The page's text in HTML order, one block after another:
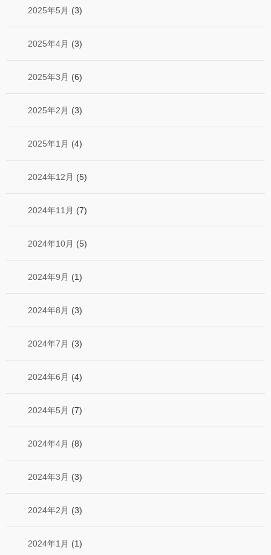
2025年5月 (3)
2025年4月 (3)
2025年3月 (6)
2025年2月 (3)
2025年1月 (4)
2024年12月 (5)
2024年11月 (7)
2024年10月 (5)
2024年9月 (1)
2024年8月 (3)
2024年7月 (3)
2024年6月 (4)
2024年5月 (7)
2024年4月 (8)
2024年3月 (3)
2024年2月 (3)
2024年1月 (1)